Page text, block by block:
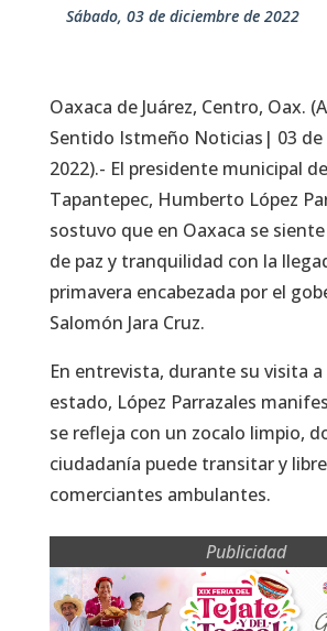
sábado, 03 de diciembre de 2022
Oaxaca de Juárez, Centro, Oax.
Sentido Istmeño Noticias| 03 de
2022).- El presidente municipal
Tapantepec, Humberto López
sostuvo que en Oaxaca se
de paz y tranquilidad con la
primavera encabezada por el
Salomón Jara Cruz.
En entrevista, durante su visita
estado, López Parrazales
se refleja con un zocalo limpio,
ciudadanía puede transitar y
comerciantes ambulantes.
Publicidad